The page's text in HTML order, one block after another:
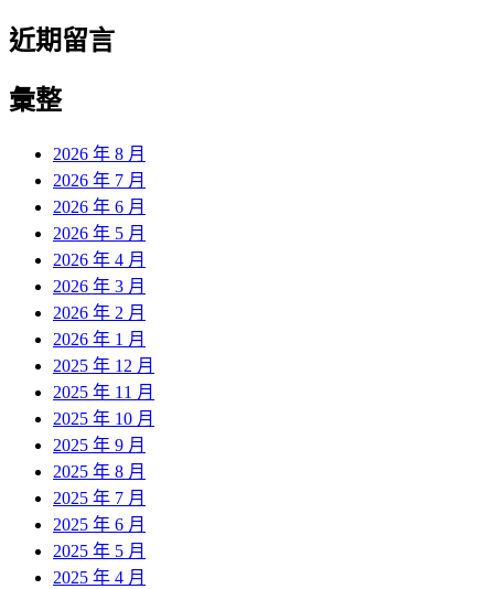
近期留言
彙整
2026 年 8 月
2026 年 7 月
2026 年 6 月
2026 年 5 月
2026 年 4 月
2026 年 3 月
2026 年 2 月
2026 年 1 月
2025 年 12 月
2025 年 11 月
2025 年 10 月
2025 年 9 月
2025 年 8 月
2025 年 7 月
2025 年 6 月
2025 年 5 月
2025 年 4 月